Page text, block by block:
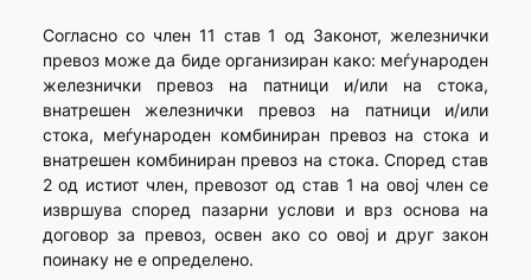
Согласно со член 11 став 1 од Законот, железнички
превоз може да биде организиран како: меѓународен
железнички превоз на патници и/или на стока,
внатрешен железнички превоз на патници и/или
стока, меѓународен комбиниран превоз на стока и
внатрешен комбиниран превоз на стока. Според став
2 од истиот член, превозот од став 1 на овој член се
извршува според пазарни услови и врз основа на
договор за превоз, освен ако со овој и друг закон
поинаку не е определено.